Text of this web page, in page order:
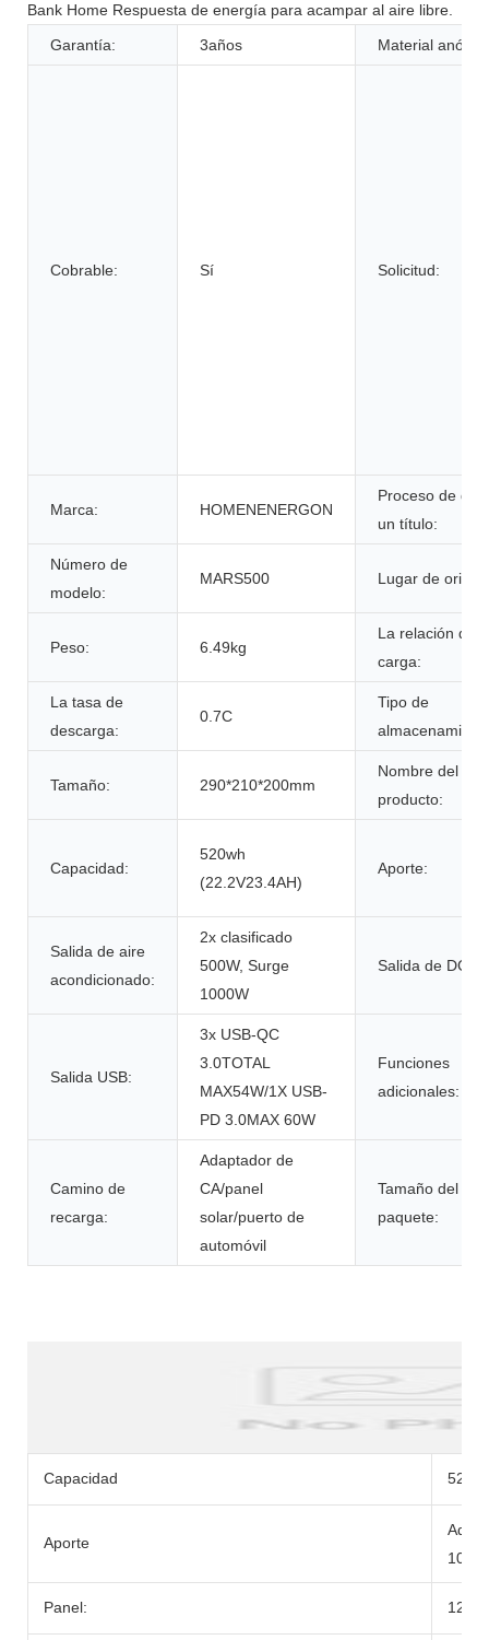
Bank Home Respuesta de energía para acampar al aire libre.
Garantía:
3años Material
Cobrable: Sí Solicitud:
Marca: HOMENENERGON
Proceso de dar
un título:
Número de
modelo:
MARS500 Lugar de
Peso: 6.49kg
La relación de
carga:
La tasa de
descarga:
0.7C
Tipo de
Tamaño: 290*210*200mm
Nombre del
producto:
Capacidad:
520wh
(22.2V23.4AH)
Aporte:
Salida de aire
acondicionado:
2x clasificado
500W, Surge
1000W
Salida de DC:
Salida USB:
3x USB-QC
3.0TOTAL
MAX54W/1X USB-
PD 3.0MAX 60W
Funciones
adicionales:
Camino de
recarga:
Adaptador de
CA/panel
solar/puerto de
automóvil
Tamaño del
paquete:
Capacidad
Aporte
Panel: 12-